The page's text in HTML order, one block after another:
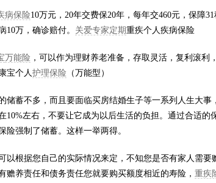
病保险10万元，20年交费保20年，每年交460元，保障
10万，确诊赔付。 关爱专家定期重疾个人疾病保险
万能险 ，可以作为理财养老准备，存取灵活，复利滚利
宝个人护理保险 （万能型）
蓄不多，而且要面临买房结婚生子等一系列人生大事
10%左右，不要让它成为以后生活的负担。通过合适的
险强制了储蓄。这样一举两得。
根据您自己的实际情况来定，不知您是否有家人需要
赡养责任和债务责任您就要购买额度相近的寿险， 重疾